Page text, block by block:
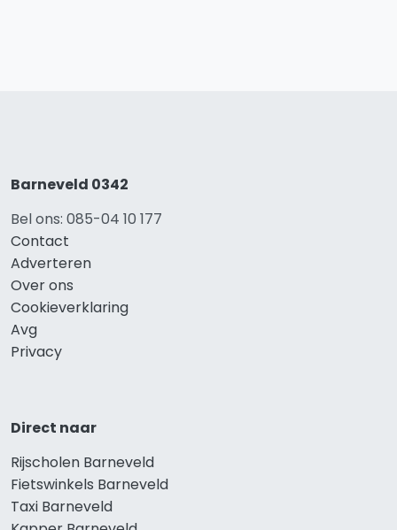
Barneveld 0342
Bel ons: 085-04 10 177
Contact
Adverteren
Over ons
Cookieverklaring
Avg
Privacy
Direct naar
Rijscholen Barneveld
Fietswinkels Barneveld
Taxi Barneveld